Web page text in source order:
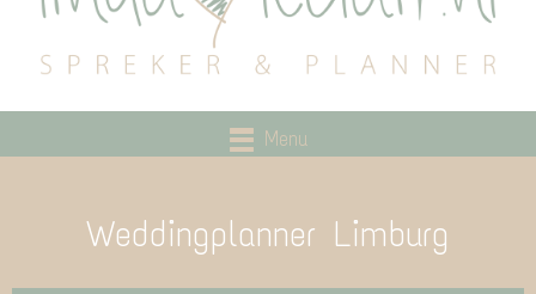
Menu
Weddingplanner Limburg